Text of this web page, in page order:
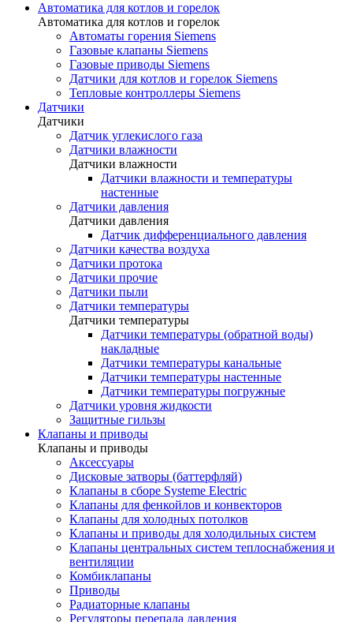
Автоматика для котлов и горелок
Автоматика для котлов и горелок
Автоматы горения Siemens
Газовые клапаны Siemens
Газовые приводы Siemens
Датчики для котлов и горелок Siemens
Тепловые контроллеры Siemens
Датчики
Датчики
Датчик углекислого газа
Датчики влажности
Датчики влажности
Датчики влажности и температуры
настенные
Датчики давления
Датчики давления
Датчик дифференциального давления
Датчики качества воздуха
Датчики протока
Датчики прочие
Датчики пыли
Датчики температуры
Датчики температуры
Датчики температуры (обратной воды)
накладные
Датчики температуры канальные
Датчики температуры настенные
Датчики температуры погружные
Датчики уровня жидкости
Защитные гильзы
Клапаны и приводы
Клапаны и приводы
Аксессуары
Дисковые затворы (баттерфляй)
Клапаны в сборе Systeme Electric
Клапаны для фенкойлов и конвекторов
Клапаны для холодных потолков
Клапаны и приводы для холодильных систем
Клапаны центральных систем теплоснабжения и
вентиляции
Комбиклапаны
Приводы
Радиаторные клапаны
Регуляторы перепада давления